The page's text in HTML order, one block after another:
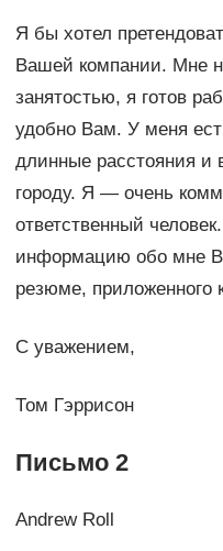
Я бы хотел
Вашей компании. Мне
занятостью, я готов
удобно Вам. У меня
длинные расстояния и
городу. Я — очень
ответственный
информацию обо мне
резюме, приложенного
С уважением,
Том Гэррисон
Письмо 2
Andrew Roll